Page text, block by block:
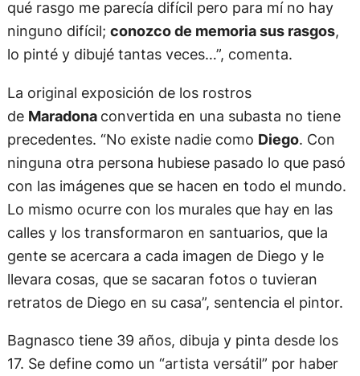
Boca, pintados por Maxi Bagnasco. Foto Germán
García Adrasti
siempre ha retratado aMaradona. “A Diego lo
dibujo y pintodesde chico. Me habían preguntado
qué rasgo me parecía difícil pero para mí no hay
ninguno difícil;conozco de memoria sus rasgos,
lo pinté y dibujé tantas veces…”, comenta.
La original exposición de los rostros
deMaradonaconvertida en una subasta no tiene
precedentes. “No existe nadie como Diego. Con
ninguna otra persona hubiese pasado lo que pasó
Lo mismo ocurre con los murales que hay en las
calles y los transformaron en santuarios, que la